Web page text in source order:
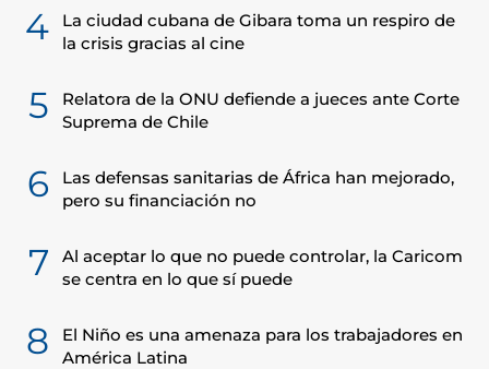
4
La ciudad cubana de Gibara toma un respiro de
la crisis gracias al cine
5
Relatora de la ONU defiende a jueces ante Corte
Suprema de Chile
6
Las defensas sanitarias de África han mejorado,
pero su financiación no
7
Al aceptar lo que no puede controlar, la Caricom
se centra en lo que sí puede
8
El Niño es una amenaza para los trabajadores en
América Latina